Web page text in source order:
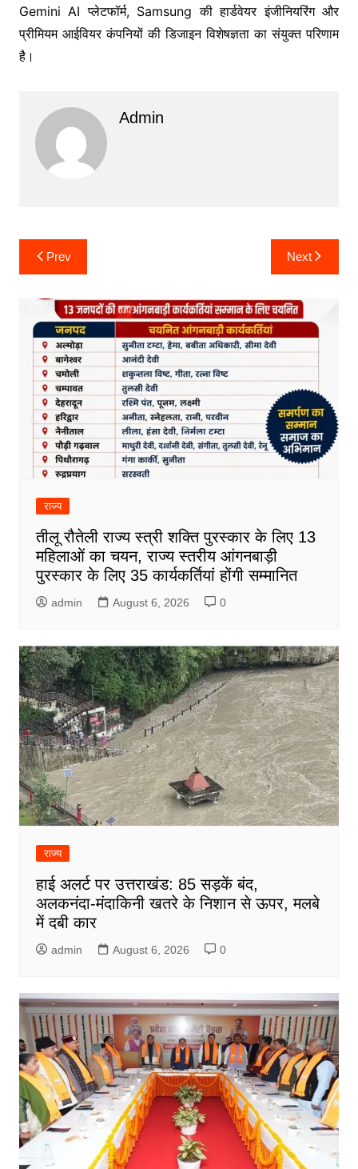
Gemini AI प्लेटफॉर्म, Samsung की हार्डवेयर इंजीनियरिंग और
प्रीमियम आईवियर कंपनियों की डिजाइन विशेषज्ञता का संयुक्त परिणाम
है।
Admin
Post
navigation
Prev Next
राज्य
तीलू रौतेली राज्य स्त्री शक्ति पुरस्कार के लिए 13
महिलाओं का चयन, राज्य स्तरीय आंगनबाड़ी
पुरस्कार के लिए 35 कार्यकर्तियां होंगी सम्मानित
admin August 6, 2026 0
राज्य
हाई अलर्ट पर उत्तराखंड: 85 सड़कें बंद,
अलकनंदा-मंदाकिनी खतरे के निशान से ऊपर, मलबे
में दबी कार
admin August 6, 2026 0